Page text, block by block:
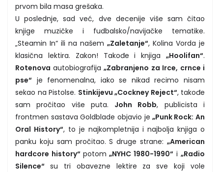
prvom bila masa grešaka.
U poslednje, sad već, dve decenije više sam čitao
knjige muzičke i fudbalsko/navijačke tematike.
„Steamin In“ ili na našem „Zaletanje“, Kolina Vorda je
klasična lektira. Zakon! Takođe i knjiga „Hoolifan“.
Rotenova autobiografija „Zabranjeno za Irce, crnce i
pse“ je fenomenalna, iako se nikad recimo nisam
sekao na Pistolse. Stinkijevu „Cockney Reject“, takođe
sam pročitao više puta. John Robb, publicista i
frontmen sastava Goldblade objavio je „Punk Rock: An
Oral History“, to je najkompletnija i najbolja knjiga o
panku koju sam pročitao. S druge strane: „American
hardcore history“ potom „NYHC 1980-1990“ i „Radio
Silence“ su tri obavezne lektire za sve koji vole